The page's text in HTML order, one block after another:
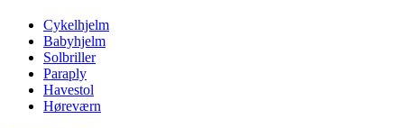
Cykelhjelm
Babyhjelm
Solbriller
Paraply
Havestol
Høreværn